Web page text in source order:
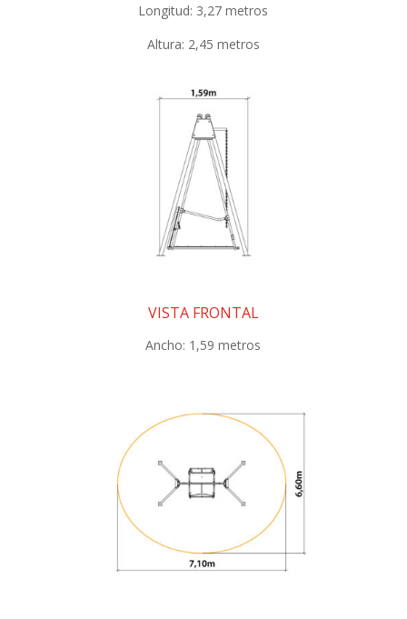
Longitud: 3,27metros
Altura: 2,45 metros
VISTA FRONTAL
Ancho: 1,59 metros